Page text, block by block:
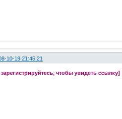
10-19 21:45:21
чтобы увидеть ссылку]